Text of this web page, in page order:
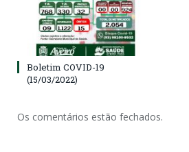
Boletim COVID-19
(15/03/2022)
Os comentários estão fechados.